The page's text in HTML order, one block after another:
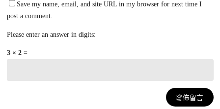
Save my name, email, and site URL in my browser for next time I
post a comment.
Please enter an answer in digits:
3 × 2 =